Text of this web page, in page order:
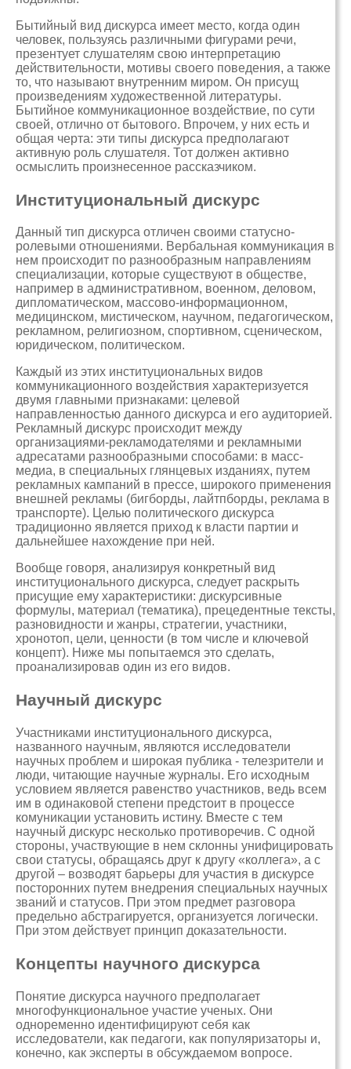
Бытийный вид дискурса имеет место, когда один
человек, пользуясь различными фигурами речи,
презентует слушателям свою интерпретацию
действительности, мотивы своего поведения, а также
то, что называют внутренним миром. Он присущ
произведениям художественной литературы.
Бытийное коммуникационное воздействие, по сути
своей, отлично от бытового. Впрочем, у них есть и
общая черта: эти типы дискурса предполагают
активную роль слушателя. Тот должен активно
осмыслить произнесенное рассказчиком.
Институциональный дискурс
Данный тип дискурса отличен своими статусно-
ролевыми отношениями. Вербальная коммуникация в
нем происходит по разнообразным направлениям
специализации, которые существуют в обществе,
например в административном, военном, деловом,
дипломатическом, массово-информационном,
медицинском, мистическом, научном, педагогическом,
рекламном, религиозном, спортивном, сценическом,
юридическом, политическом.
Каждый из этих институциональных видов
коммуникационного воздействия характеризуется
двумя главными признаками: целевой
направленностью данного дискурса и его аудиторией.
Рекламный дискурс происходит между
организациями-рекламодателями и рекламными
адресатами разнообразными способами: в масс-
медиа, в специальных глянцевых изданиях, путем
рекламных кампаний в прессе, широкого применения
внешней рекламы (бигборды, лайтпборды, реклама в
транспорте). Целью политического дискурса
традиционно является приход к власти партии и
дальнейшее нахождение при ней.
Вообще говоря, анализируя конкретный вид
институционального дискурса, следует раскрыть
присущие ему характеристики: дискурсивные
формулы, материал (тематика), прецедентные тексты,
разновидности и жанры, стратегии, участники,
хронотоп, цели, ценности (в том числе и ключевой
концепт). Ниже мы попытаемся это сделать,
проанализировав один из его видов.
Научный дискурс
Участниками институционального дискурса,
названного научным, являются исследователи
научных проблем и широкая публика - телезрители и
люди, читающие научные журналы. Его исходным
условием является равенство участников, ведь всем
им в одинаковой степени предстоит в процессе
комуникации установить истину. Вместе с тем
научный дискурс несколько противоречив. С одной
стороны, участвующие в нем склонны унифицировать
свои статусы, обращаясь друг к другу «коллега», а с
другой – возводят барьеры для участия в дискурсе
посторонних путем внедрения специальных научных
званий и статусов. При этом предмет разговора
предельно абстрагируется, организуется логически.
При этом действует принцип доказательности.
Концепты научного дискурса
Понятие дискурса научного предполагает
многофункциональное участие ученых. Они
одноременно идентифицируют себя как
исследователи, как педагоги, как популяризаторы и,
конечно, как эксперты в обсуждаемом вопросе.